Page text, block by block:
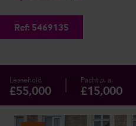
Ref: 5469135
Leasehold
£55,000
Pacht p. a.
£15,000